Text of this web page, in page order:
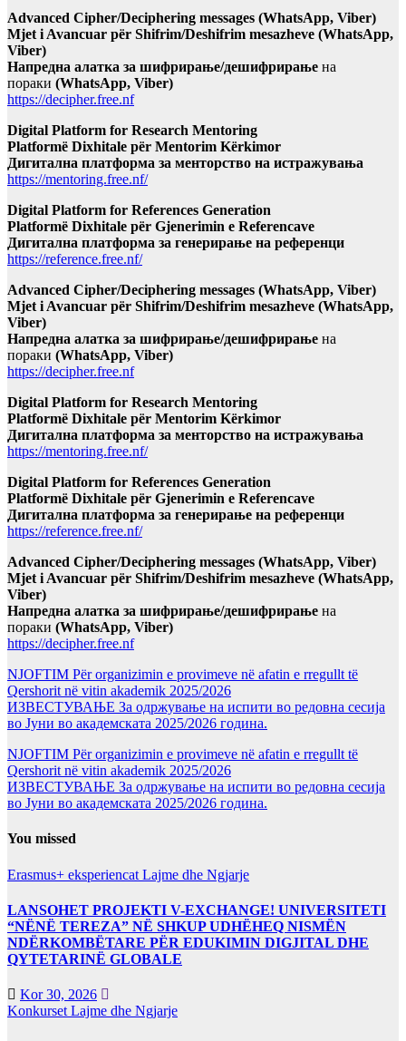
Advanced Cipher/Deciphering messages (WhatsApp, Viber)
Mjet i Avancuar për Shifrim/Deshifrim mesazheve (WhatsApp,
Viber)
Напредна алатка за шифрирање/дешифрирање на
пораки (WhatsApp, Viber)
https://decipher.free.nf
Digital Platform for Research Mentoring
Platformë Dixhitale për Mentorim Kërkimor
Дигитална платформа за менторство на истражувања
https://mentoring.free.nf/
Digital Platform for References Generation
Platformë Dixhitale për Gjenerimin e Referencave
Дигитална платформа за генерирање на референци
https://reference.free.nf/
Advanced Cipher/Deciphering messages (WhatsApp, Viber)
Mjet i Avancuar për Shifrim/Deshifrim mesazheve (WhatsApp,
Viber)
Напредна алатка за шифрирање/дешифрирање на
пораки (WhatsApp, Viber)
https://decipher.free.nf
Digital Platform for Research Mentoring
Platformë Dixhitale për Mentorim Kërkimor
Дигитална платформа за менторство на истражувања
https://mentoring.free.nf/
Digital Platform for References Generation
Platformë Dixhitale për Gjenerimin e Referencave
Дигитална платформа за генерирање на референци
https://reference.free.nf/
Advanced Cipher/Deciphering messages (WhatsApp, Viber)
Mjet i Avancuar për Shifrim/Deshifrim mesazheve (WhatsApp,
Viber)
Напредна алатка за шифрирање/дешифрирање на
пораки (WhatsApp, Viber)
https://decipher.free.nf
NJOFTIM Për organizimin e provimeve në afatin e rregullt të
Qershorit në vitin akademik 2025/2026
ИЗВЕСТУВАЊЕ За одржување на испити во редовна сесија
во Јуни во академската 2025/2026 година.
NJOFTIM Për organizimin e provimeve në afatin e rregullt të
Qershorit në vitin akademik 2025/2026
ИЗВЕСТУВАЊЕ За одржување на испити во редовна сесија
во Јуни во академската 2025/2026 година.
You missed
Erasmus+ eksperiencat Lajme dhe Ngjarje
LANSOHET PROJEKTI V-EXCHANGE! UNIVERSITETI
“NËNË TEREZA” NË SHKUP UDHËHEQ NISMËN
NDËRKOMBËTARE PËR EDUKIMIN DIGJITAL DHE
QYTETARINË GLOBALE
Kor 30, 2026
Konkurset Lajme dhe Ngjarje